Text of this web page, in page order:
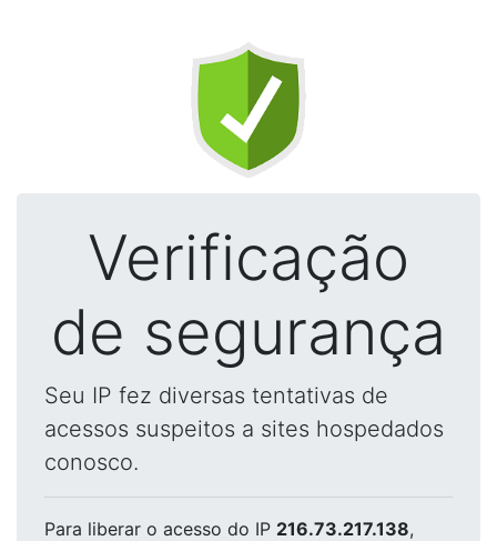
Verificação
de segurança
Seu IP fez diversas tentativas de
acessos suspeitos a sites hospedados
conosco.
Para liberar o acesso do IP 216.73.217.138,